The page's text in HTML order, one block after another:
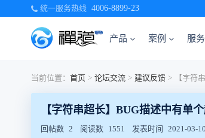
统一服务热线 4006-8899-23
产品 案例 服务
当前位置： 首页 > 论坛交流 > 建议反馈 >
【字符串超长】BUG描述中有单
回帖数 2 阅读数 1551 发表时间 2021-03-